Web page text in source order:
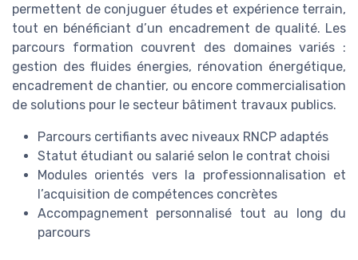
permettent de conjuguer études et expérience terrain,
tout en bénéficiant d’un encadrement de qualité. Les
parcours formation couvrent des domaines variés :
gestion des fluides énergies, rénovation énergétique,
encadrement de chantier, ou encore commercialisation
de solutions pour le secteur bâtiment travaux publics.
Parcours certifiants avec niveaux RNCP adaptés
Statut étudiant ou salarié selon le contrat choisi
Modules orientés vers la professionnalisation et
l’acquisition de compétences concrètes
Accompagnement personnalisé tout au long du
parcours